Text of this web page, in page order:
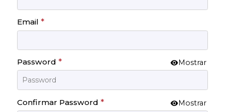
Email *
Password * Mostrar
Confirmar Password * Mostrar